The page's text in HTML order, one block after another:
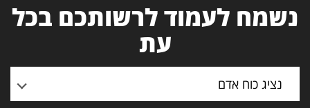
נשמח לעמוד לרשותכם בכל
עת
נציג כוח אדם